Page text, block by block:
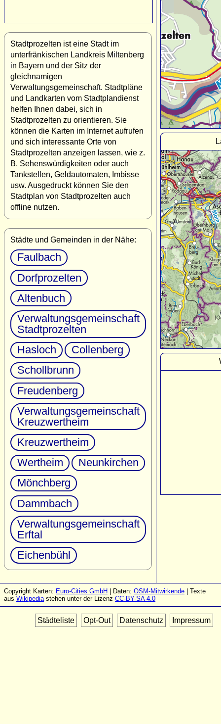
Stadtprozelten ist eine Stadt im
unterfränkischen Landkreis Miltenberg
in Bayern und der Sitz der
gleichnamigen
Verwaltungsgemeinschaft. Stadtpläne
und Landkarten vom Stadtplandienst
helfen Ihnen dabei, sich in
Stadtprozelten zu orientieren. Sie
können die Karten im Internet aufrufen
und sich interessante Orte von
Stadtprozelten anzeigen lassen, wie z.
B. Sehenswürdigkeiten oder auch
Tankstellen, Geldautomaten, Imbisse
usw. Ausgedruckt können Sie den
Stadtplan von Stadtprozelten auch
offline nutzen.
Städte und Gemeinden in der Nähe:
Faulbach
Dorfprozelten
Altenbuch
Verwaltungsgemeinschaft
Stadtprozelten
Hasloch
Collenberg
Schollbrunn
Freudenberg
Verwaltungsgemeinschaft
Kreuzwertheim
Kreuzwertheim
Wertheim
Neunkirchen
Mönchberg
Dammbach
Verwaltungsgemeinschaft
Erftal
Eichenbühl
Copyright Karten: Euro-Cities GmbH | Daten: OSM-Mitwirkende | Texte
aus Wikipediastehen unter der Lizenz CC-BY-SA 4.0
Städteliste Opt-Out Datenschutz Impressum